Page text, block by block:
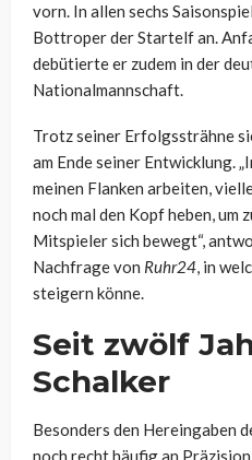
vorn. In allen sechs
Bottroper der Startelf an.
debütierte er zudem in der
Nationalmannschaft.
Trotz seiner Erfolgssträhne
am Ende seiner Entwicklung.
meinen Flanken arbeiten,
noch mal den Kopf heben, um
Mitspieler sich bewegt“,
Nachfrage von Ruhr24, in
steigern könne.
Seit zwölf
Schalker
Besonders den Hereingaben
noch recht häufig an